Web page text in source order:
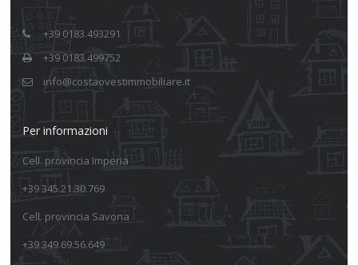
+39 0183.493291
+39 0183.499752
info@costaovestimmobiliare.it
Per informazioni
Cell. provincia Imperia
+39 345.21.30.769
Cell. provincia Savona
+39 349.69.56.649